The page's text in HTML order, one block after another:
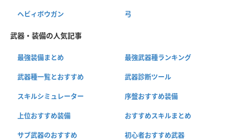
ヘビィボウガン 弓
武器・装備の人気記事
最強装備まとめ 最強武器種ランキング
武器種一覧とおすすめ 武器診断ツール
スキルシミュレーター 序盤おすすめ装備
上位おすすめ装備 おすすめスキルまとめ
サブ武器のおすすめ 初心者おすすめ武器